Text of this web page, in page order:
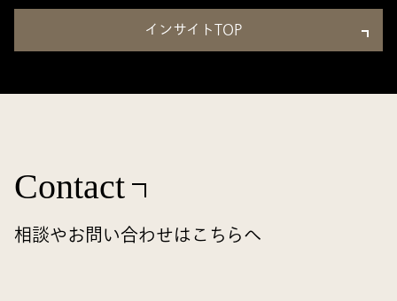
インサイトTOP
Contact
相談やお問い合わせはこちらへ